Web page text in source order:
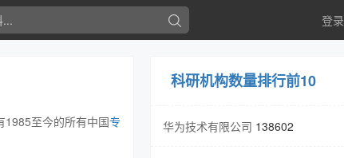
登录
1985至今的所有中国专
科研机构数量排行前10
华为技术有限公司 138602